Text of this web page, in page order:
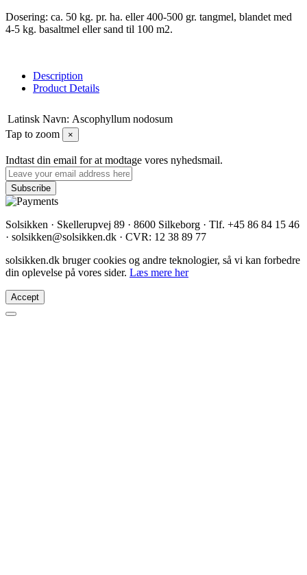
Dosering: ca. 50 kg. pr. ha. eller 400-500 gr. tangmel, blandet med
4-5 kg. basaltmel eller sand til 100 m2.
Description
Product Details
Latinsk Navn: Ascophyllum nodosum
Tap to zoom
×
Indtast din email for at modtage vores nyhedsmail.
Solsikken · Skellerupvej 89 · 8600 Silkeborg · Tlf. +45 86 84 15 46
· solsikken@solsikken.dk · CVR: 12 38 89 77
solsikken.dk bruger cookies og andre teknologier, så vi kan forbedre
din oplevelse på vores sider. Læs mere her
Accept